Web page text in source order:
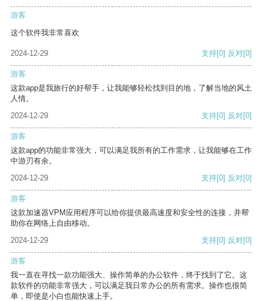
游客
这个软件我非常喜欢
2024-12-29 支持[0] 反对[0]
游客
这款app是我旅行的好帮手，让我能够轻松找到目的地，了解当地的风土
人情。
2024-12-29
支持[0] 反对[0]
游客
这款app的功能非常强大，可以满足我所有的工作需求，让我能够在工作
中游刃有余。
2024-12-29
支持[0] 反对[0]
游客
这款加速器VPM应用程序可以给你提供最高速度和安全性的连接，并帮
助你在网络上自由移动。
2024-12-29
支持[0] 反对[0]
游客
我一直在寻找一款功能强大、操作简单的办公软件，终于找到了它。这
款软件的功能非常强大，可以满足我日常办公的所有需求。操作也很简
单，即使是小白也能快速上手。